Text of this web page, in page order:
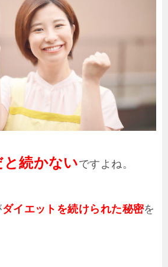
続かないですよね。
ダイエットを続けられた秘密を